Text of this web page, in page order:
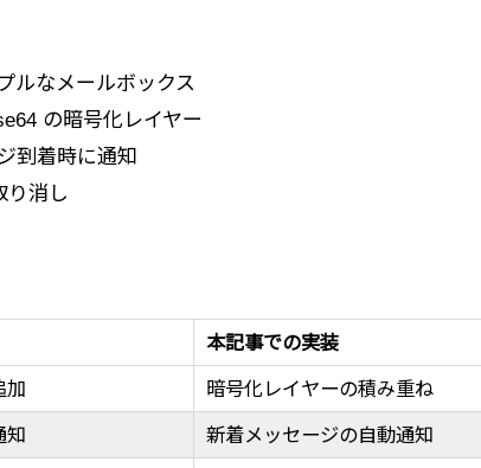
ルなメールボックス
の暗号化レイヤー
到着時に通知
り消し
本記事での実装
加 暗号化レイヤーの積み重ね
知 新着メッセージの自動通知